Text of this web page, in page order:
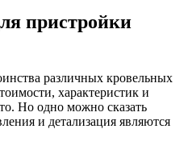
пристройки
различных кровельных
характеристик и
Но одно можно сказать
и детализация являются